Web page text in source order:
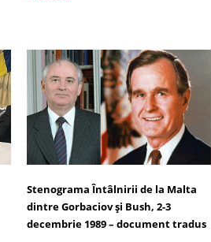
Stenograma Întâlnirii de la Malta
dintre Gorbaciov și Bush, 2-3
decembrie 1989 – document tradus